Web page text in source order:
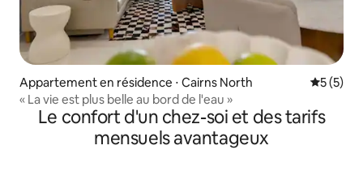
Appartement en résidence ⋅ Cairns North
5 (5)
« La vie est plus belle au bord de l'eau »
Le confort d'un chez-soi et des tarifs
mensuels avantageux